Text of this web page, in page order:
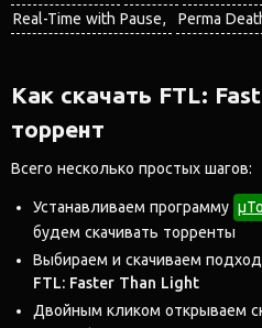
Real-Time with Pause
Perma
Как скачать FTL:
торрент
Всего несколько простых шагов:
Устанавливаем программу
будем скачивать торренты
Выбираем и скачиваем
FTL: Faster Than Light
Двойным кликом открываем